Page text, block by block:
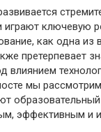
играют ключевую
как одна из
претерпевает
влиянием
мы
эффективным и